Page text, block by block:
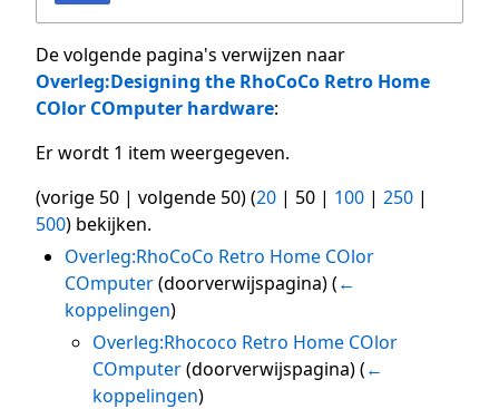
De volgende pagina's verwijzen naar
Overleg:Designing the RhoCoCo Retro Home
COlor COmputer hardware:
Er wordt 1 item weergegeven.
(vorige 50 | volgende 50) (20 | 50 | 100 | 250 |
500) bekijken.
Overleg:RhoCoCo Retro Home COlor
COmputer(doorverwijspagina)(←
koppelingen)
Overleg:Rhococo Retro Home COlor
COmputer(doorverwijspagina)(←
koppelingen)